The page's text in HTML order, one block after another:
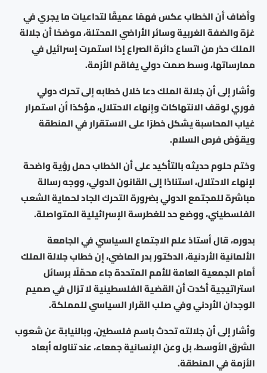
وأضاف أن الخطاب عكس فهمًا عميقًا لتداعيات ما يجري في
غزة والضفة الغربية وسائر الأراضي المحتلة، موضحًا أن جلالة
الملك حذر من اتساع دائرة الصراع إذا استمرت إسرائيل في
ممارساتها، وسط صمت دولي يفاقم الأزمة.
وأشار إلى أن جلالة الملك دعا خلال خطابه إلى تحرك دولي
فوري لوقف الانتهاكات وإنهاء الاحتلال، مؤكدًا أن استمرار
غياب المحاسبة يشكل خطرًا على الاستقرار في المنطقة
ويقوّض فرص السلام.
وختم حلوم حديثه بالتأكيد على أن الخطاب حمل رؤية واضحة
لإنهاء الاحتلال، استنادًا إلى القانون الدولي، ووجه رسالة
مباشرة للمجتمع الدولي بضرورة التحرك الجاد لحماية الشعب
الفلسطيني، ووضع حد للغطرسة الإسرائيلية المتواصلة.
بدوره، قال أستاذ علم الاجتماع السياسي في الجامعة
الألمانية الأردنية، الدكتور بدر الماضي، إن خطاب جلالة الملك
أمام الجمعية العامة للأمم المتحدة جاء محمّلًا برسائل
استراتيجية أكدت أن القضية الفلسطينية لا تزال في صميم
الوجدان الأردني وفي صلب القرار السياسي للمملكة.
وأشار إلى أن جلالته تحدث باسم فلسطين، وبالنيابة عن شعوب
الشرق الأوسط، بل وعن الإنسانية جمعاء، عند تناوله أبعاد
الأزمة في المنطقة.